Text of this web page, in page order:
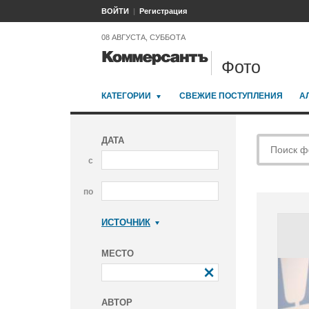
ВОЙТИ Регистрация
08 АВГУСТА, СУББОТА
Фото
КАТЕГОРИИ СВЕЖИЕ ПОСТУПЛЕНИЯ
ДАТА
с
по
ИСТОЧНИК
МЕСТО
АВТОР